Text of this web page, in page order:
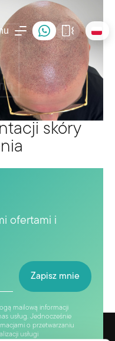
skóry
ofertami i
mailową informacji
usług. Jednocześnie
o przetwarzaniu
usługi